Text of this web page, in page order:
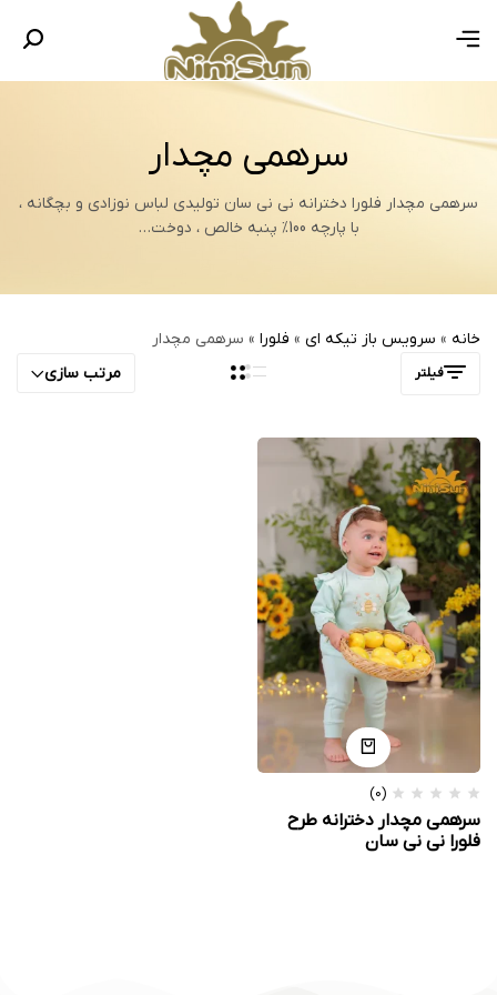
سرهمی مچدار
سرهمی مچدار فلورا دخترانه نی نی سان تولیدی لباس نوزادی و بچگانه ،
با پارچه 100% پنبه خالص ، دوخت…
خانه » سرویس باز تیکه ای » فلورا » سرهمی مچدار
فیلتر مرتب سازی
(0)
سرهمی مچدار دخترانه طرح
فلورا نی نی سان